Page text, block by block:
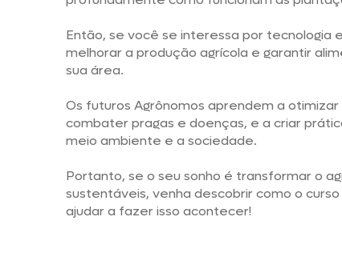
Então, se você se interessa por tecnologia
melhorar a produção agrícola e garantir
sua área.
Os futuros Agrônomos aprendem a
combater pragas e doenças, e a criar
meio ambiente e a sociedade.
Portanto, se o seu sonho é transformar o
sustentáveis, venha descobrir como o
ajudar a fazer isso acontecer!